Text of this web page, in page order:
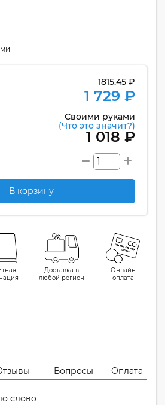
1815.45 ₽
1 729 ₽
Своими руками
(Что это значит?)
1 018 ₽
В корзину
Доставка в
любой регион
Онлайн
оплата
Вопросы Оплата
слово